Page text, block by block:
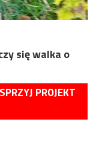
się walka o
PROJEKT